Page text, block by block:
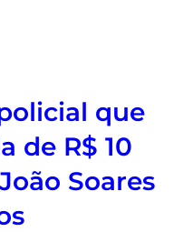
que
de R$ 10
Soares